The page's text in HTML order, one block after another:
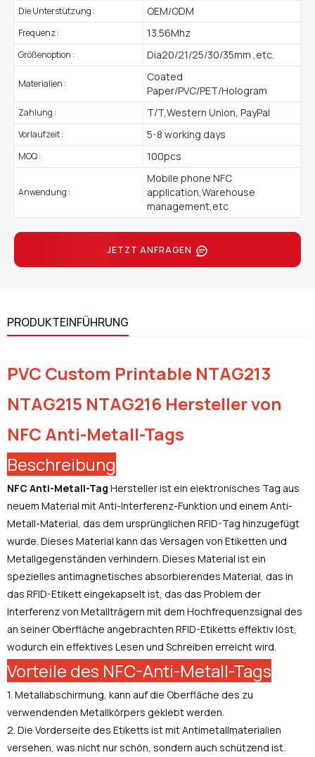
Die Unterstützung : OEM/ODM
Frequenz : 13.56Mhz
Größenoption : Dia20/21/25/30/35mm ,etc.
Materialien :
Coated
Paper/PVC/PET/Hologram
Zahlung : T/T,Western Union, PayPal
Vorlaufzeit : 5-8 working days
MOQ : 100pcs
Anwendung :
Mobile phone NFC
application,Warehouse
management,etc
JETZT ANFRAGEN
PRODUKTEINFÜHRUNG
PVC Custom Printable NTAG213
NTAG215 NTAG216 Hersteller von
NFC Anti-Metall-Tags
Beschreibung
NFC Anti-Metall-Tag Herstellerist ein elektronisches Tag aus
neuem Material mit Anti-Interferenz-Funktion und einem Anti-
Metall-Material, das dem ursprünglichen RFID-Tag hinzugefügt
wurde. Dieses Material kann das Versagen von Etiketten und
Metallgegenständen verhindern. Dieses Material ist ein
spezielles antimagnetisches absorbierendes Material, das in
das RFID-Etikett eingekapselt ist, das das Problem der
Interferenz von Metallträgern mit dem Hochfrequenzsignal des
an seiner Oberfläche angebrachten RFID-Etiketts effektiv löst,
wodurch ein effektives Lesen und Schreiben erreicht wird.
Vorteile des NFC-Anti-Metall-Tags
1. Metallabschirmung, kann auf die Oberfläche des zu
verwendenden Metallkörpers geklebt werden.
2. Die Vorderseite des Etiketts ist mit Antimetallmaterialien
versehen, was nicht nur schön, sondern auch schützend ist.